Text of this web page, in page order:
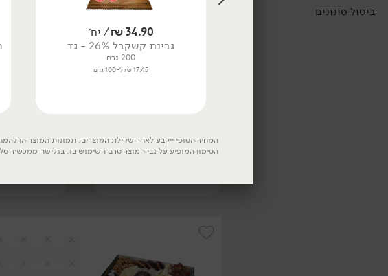
ביטול סינונים
28% - 'משק יעקבס'
200 גרם
28% - 'משק יעקבס'
200 גרם
34.90
₪/ יח׳
גבינת קשקבל 26% - גד
200 גרם
17.45 ₪ ל-100 גרם
המחיר הסופי ייקבע לאחר שקילת המוצרים. תמונות המוצר הן
הסימון המופיע על גבי המוצר טרם השימוש בו. בגלישה ממכשיר